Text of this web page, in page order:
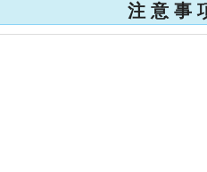
注 意 事